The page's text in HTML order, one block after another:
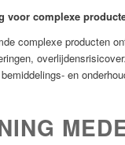
voor complexe
complexe producten
en